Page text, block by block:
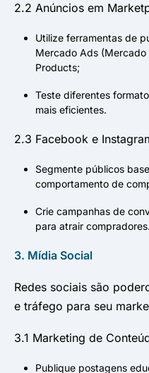
2.2 Anúncios em
Utilize ferramentas de
Mercado Ads (Mercado
Products;
Teste diferentes
mais eficientes.
2.3 Facebook e
Segmente públicos
comportamento de
Crie campanhas de
para atrair compradores.
3. Mídia Social
Redes sociais são
e tráfego para seu
3.1 Marketing de
Publique postagens